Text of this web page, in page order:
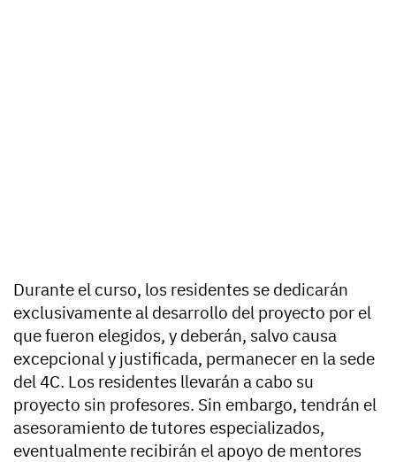
Durante el curso, los residentes se dedicarán
exclusivamente al desarrollo del proyecto por el
que fueron elegidos, y deberán, salvo causa
excepcional y justificada, permanecer en la sede
del 4C. Los residentes llevarán a cabo su
proyecto sin profesores. Sin embargo, tendrán el
asesoramiento de tutores especializados,
eventualmente recibirán el apoyo de mentores